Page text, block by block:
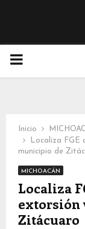
PRIMARY
Inicio
Localiza FGE
municipio de
MICHOACÁN
Localiza
extorsión
Zitácuaro